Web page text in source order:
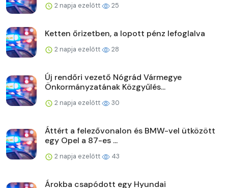
2 napja ezelőtt 25
Ketten őrizetben, a lopott pénz lefoglalva
2 napja ezelőtt 28
Új rendőri vezető Nógrád Vármegye
Önkormányzatának Közgyűlés...
2 napja ezelőtt 30
Áttért a felezővonalon és BMW-vel ütközött
egy Opel a 87-es ...
2 napja ezelőtt 43
Árokba csapódott egy Hyundai